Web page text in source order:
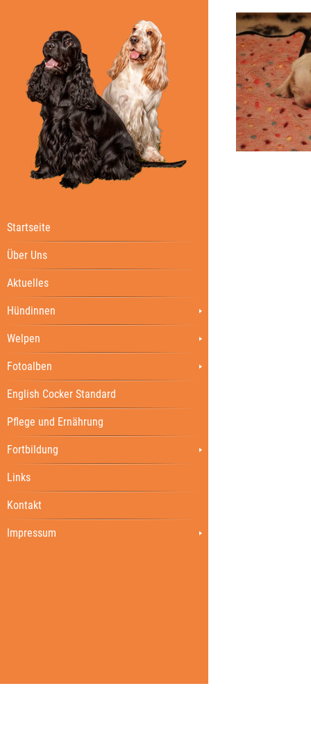
Startseite
Über Uns
Aktuelles
Hündinnen
Welpen
Fotoalben
English Cocker Standard
Pflege und Ernährung
Fortbildung
Links
Kontakt
Impressum